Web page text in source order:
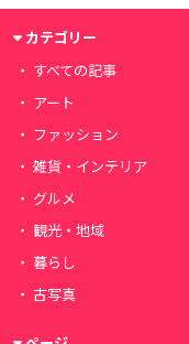
カテゴリー
すべての記事
アート
ファッション
雑貨・インテリア
グルメ
観光・地域
暮らし
古写真